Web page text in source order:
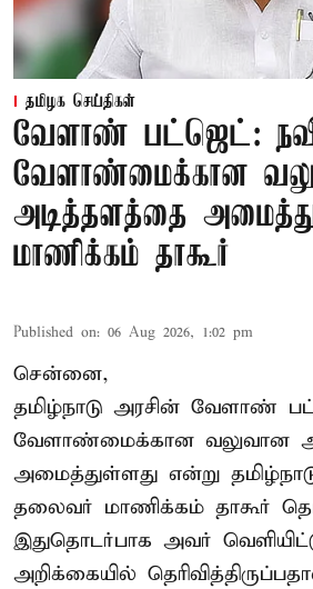
தமிழக செய்திகள்
வேளாண் பட்ஜெட்:
வேளாண்மைக்கான
அடித்தளத்தை
மாணிக்கம் தாகூர்
Published on: 06 Aug 2026, 1:02 pm
சென்னை,
தமிழ்நாடு அரசின் வேளாண்
வேளாண்மைக்கான வலுவான
அமைத்துள்ளது என்று
தலைவர் மாணிக்கம் தாகூர்
இதுதொடர்பாக அவர்
அறிக்கையில்